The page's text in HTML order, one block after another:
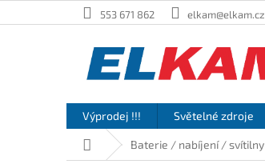
na
553 671 862 elkam@elkam.cz
Výprodej !!! Světelné zdroje
Domů Baterie / nabíjení / svítilny